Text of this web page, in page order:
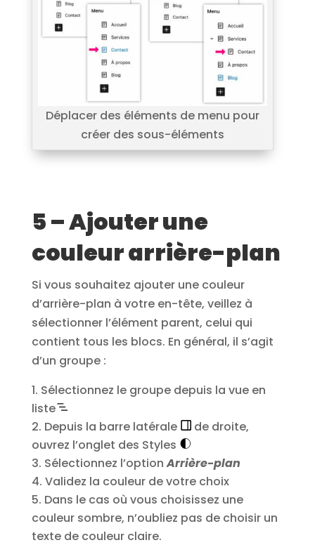
Déplacer des éléments de menu pour
créer des sous-éléments
5 – Ajouter une
couleur arrière-plan
Si vous souhaitez ajouter une couleur
d’arrière-plan à votre en-tête, veillez à
sélectionner l’élément parent, celui qui
contient tous les blocs. En général, il s’agit
d’un groupe :
Sélectionnez le groupe depuis la vue en
liste
Depuis la barre latérale
de droite,
ouvrez l’onglet des Styles
Sélectionnez l’optionArrière-plan
Validez la couleur de votre choix
Dans le cas où vous choisissez une
couleur sombre, n’oubliez pas de choisir un
texte de couleur claire.